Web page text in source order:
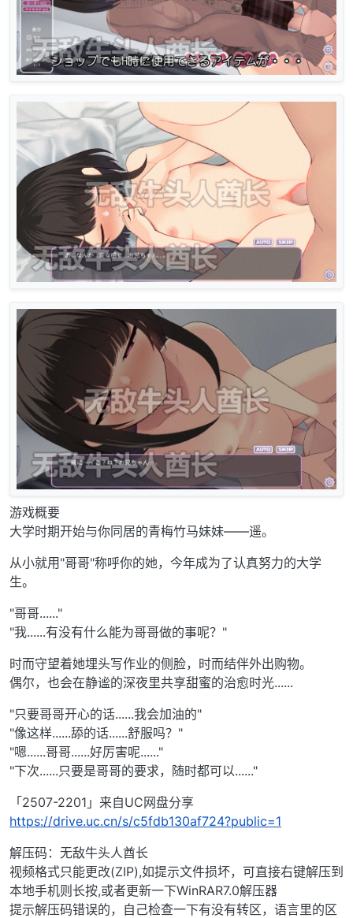
游戏概要
大学时期开始与你同居的青梅竹马妹妹——遥。
从小就用"哥哥"称呼你的她，今年成为了认真努力的大学
生。
"哥哥......"
"我......有没有什么能为哥哥做的事呢？"
时而守望着她埋头写作业的侧脸，时而结伴外出购物。
偶尔，也会在静谧的深夜里共享甜蜜的治愈时光......
"只要哥哥开心的话......我会加油的"
"像这样......舔的话......舒服吗？"
"嗯......哥哥......好厉害呢......"
"下次......只要是哥哥的要求，随时都可以......"
「2507-2201」来自UC网盘分享
https://drive.uc.cn/s/c5fdb130af724?public=1
解压码：无敌牛头人酋长
视频格式只能更改(ZIP),如提示文件损坏，可直接右键解压到
本地手机则长按,或者更新一下WinRAR7.0解压器
提示解压码错误的，自己检查一下有没有转区，语言里的区